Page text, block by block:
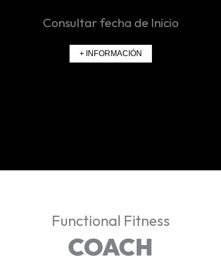
Consultar fecha de Inicio
+ INFORMACIÓN
Functional Fitness
COACH